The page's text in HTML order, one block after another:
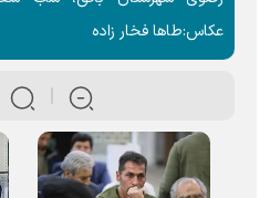
عکاس:طاها فخار زاده